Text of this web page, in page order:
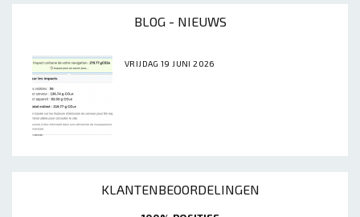
BLOG - NIEUWS
VRIJDAG 19 JUNI 2026
KLANTENBEOORDELINGEN